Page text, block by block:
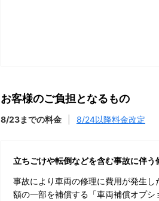
お客様のご負担となるもの
8/23までの料金 8/24以降料金改定
立ちごけや転倒などを含む事故に伴う
事故により車両の修理に費用が発生
額の一部を補償する「車両補償オプ